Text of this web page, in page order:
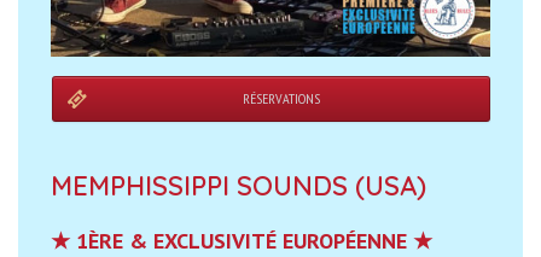
RÉSERVATIONS
MEMPHISSIPPI SOUNDS (USA)
★ 1ÈRE & EXCLUSIVITÉ EUROPÉENNE ★